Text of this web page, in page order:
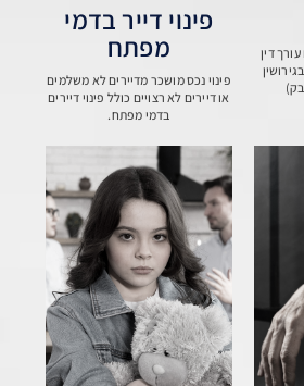
דין
פינוי דייר בדמי
מפתח
פינוי נכס מושכר מדיירים לא משלמים
או דיירים לא רצויים כולל פינוי דיירים
בדמי מפתח.